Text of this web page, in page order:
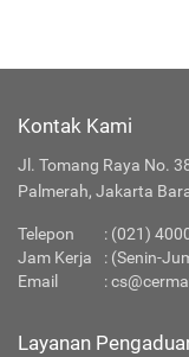
Kontak Kami
Jl. Tomang Raya No.
Palmerah, Jakarta
Telepon : (021)
Jam Kerja
: (Senin-
Email
:
Layanan